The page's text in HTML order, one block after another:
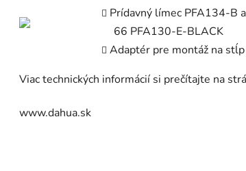
Prídavný límec PFA134-B
66 PFA130-E-BLACK
Adaptér pre montáž na
Viac technických informácií si prečítajte na
www.dahua.sk